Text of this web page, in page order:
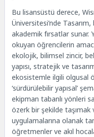
Bu lisansüstü derece,
Üniversitesi’nde
akademik fırsatlar sunar.
okuyan öğrencilerin
ekolojik, bilimsel zincir,
yapısı, stratejik ve
ekosistemle ilgili olgusal
‘sürdürülebilir yapısal’
ekipman tabanlı yönleri
özerk bir şekilde
uygulamalarına olanak
öğretmenler ve akıl